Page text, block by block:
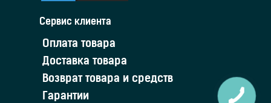
Сервис клиента
Оплата товара
Доставка товара
Возврат товара и средств
Гарантии